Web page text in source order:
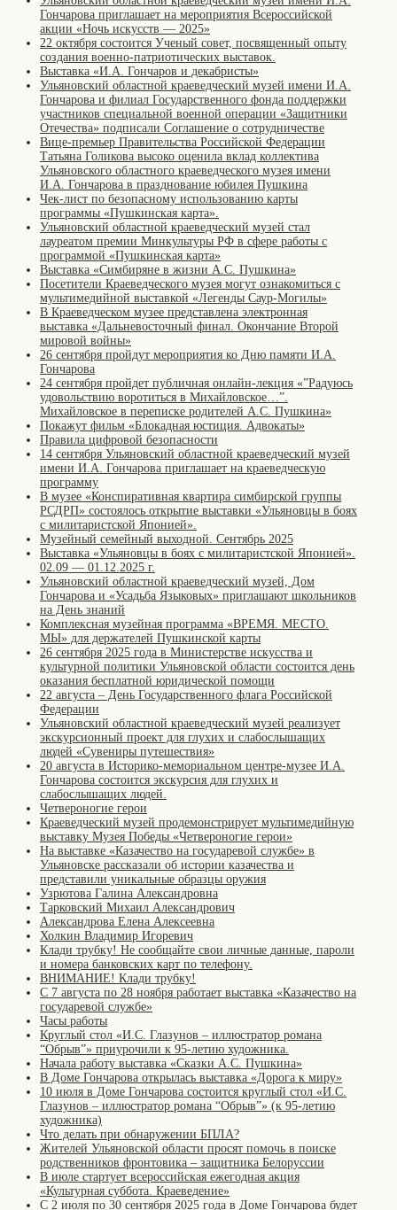
Гончарова приглашает на мероприятия Всероссийской
акции «Ночь искусств — 2025»
22 октября состоится Ученый совет, посвященный опыту
создания военно-патриотических выставок.
Выставка «И.А. Гончаров и декабристы»
Ульяновский областной краеведческий музей имени И.А.
Гончарова и филиал Государственного фонда поддержки
участников специальной военной операции «Защитники
Отечества» подписали Соглашение о сотрудничестве
Вице-премьер Правительства Российской Федерации
Татьяна Голикова высоко оценила вклад коллектива
Ульяновского областного краеведческого музея имени
И.А. Гончарова в празднование юбилея Пушкина
Чек-лист по безопасному использованию карты
программы «Пушкинская карта».
Ульяновский областной краеведческий музей стал
лауреатом премии Минкультуры РФ в сфере работы с
программой «Пушкинская карта»
Выставка «Симбиряне в жизни А.С. Пушкина»
Посетители Краеведческого музея могут ознакомиться с
мультимедийной выставкой «Легенды Саур-Могилы»
В Краеведческом музее представлена электронная
выставка «Дальневосточный финал. Окончание Второй
мировой войны»
26 сентября пройдут мероприятия ко Дню памяти И.А.
Гончарова
24 сентября пройдет публичная онлайн-лекция «”Радуюсь
удовольствию воротиться в Михайловское…”.
Михайловское в переписке родителей А.С. Пушкина»
Покажут фильм «Блокадная юстиция. Адвокаты»
Правила цифровой безопасности
14 сентября Ульяновский областной краеведческий музей
имени И.А. Гончарова приглашает на краеведческую
программу
В музее «Конспиративная квартира симбирской группы
РСДРП» состоялось открытие выставки «Ульяновцы в боях
с милитаристской Японией».
Музейный семейный выходной. Сентябрь 2025
Выставка «Ульяновцы в боях с милитаристской Японией».
02.09 — 01.12.2025 г.
Ульяновский областной краеведческий музей, Дом
Гончарова и «Усадьба Языковых» приглашают школьников
на День знаний
Комплексная музейная программа «ВРЕМЯ. МЕСТО.
МЫ» для держателей Пушкинской карты
26 сентября 2025 года в Министерстве искусства и
культурной политики Ульяновской области состоится день
оказания бесплатной юридической помощи
22 августа – День Государственного флага Российской
Федерации
Ульяновский областной краеведческий музей реализует
экскурсионный проект для глухих и слабослышащих
людей «Сувениры путешествия»
20 августа в Историко-мемориальном центре-музее И.А.
Гончарова состоится экскурсия для глухих и
слабослышащих людей.
Четвероногие герои
Краеведческий музей продемонстрирует мультимедийную
выставку Музея Победы «Четвероногие герои»
На выставке «Казачество на государевой службе» в
Ульяновске рассказали об истории казачества и
представили уникальные образцы оружия
Узрютова Галина Александровна
Тарковский Михаил Александрович
Александрова Елена Алексеевна
Холкин Владимир Игоревич
Клади трубку! Не сообщайте свои личные данные, пароли
и номера банковских карт по телефону.
ВНИМАНИЕ! Клади трубку!
С 7 августа по 28 ноября работает выставка «Казачество на
государевой службе»
Часы работы
Круглый стол «И.С. Глазунов – иллюстратор романа
“Обрыв”» приурочили к 95-летию художника.
Начала работу выставка «Сказки А.С. Пушкина»
В Доме Гончарова открылась выставка «Дорога к миру»
10 июля в Доме Гончарова состоится круглый стол «И.С.
Глазунов – иллюстратор романа “Обрыв”» (к 95-летию
художника)
Что делать при обнаружении БПЛА?
Жителей Ульяновской области просят помочь в поиске
родственников фронтовика – защитника Белоруссии
В июле стартует всероссийская ежегодная акция
«Культурная суббота. Краеведение»
С 2 июля по 30 сентября 2025 года в Доме Гончарова будет